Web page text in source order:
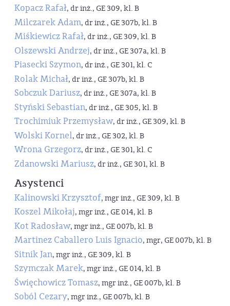
Kopacz Rafał, dr inż., GE 309, kl. B
Milczarek Adam, dr inż., GE 307b, kl. B
Miśkiewicz Rafał, dr inż., GE 309, kl. B
Olszewski Andrzej, dr inż., GE 307a, kl. B
Piasecki Szymon, dr inż., GE 301, kl. C
Rolak Michał, dr inż., GE 307b, kl. B
Sobczuk Dariusz, dr inż., GE 307a, kl. B
Styński Sebastian, dr inż., GE 305, kl. B
Trochimiuk Przemysław, dr inż., GE 309, kl. B
Wolski Kornel, dr inż., GE 302, kl. B
Wrona Grzegorz, dr inż., GE 301, kl. C
Zdanowski Mariusz, dr inż., GE 301, kl. B
Asystenci
Kalinowski Krzysztof, mgr inż., GE 309, kl. B
Koszel Mikołaj, mgr inż., GE 014, kl. B
Kot Radosław, mgr inż., GE 007b, kl. B
Martinez Caballero Luis Ignacio, mgr, GE 007b, kl. B
Sitnik Jan, mgr inż., GE 309, kl. B
Szymczak Marek, mgr inż., GE 014, kl. B
Święchowicz Tomasz, mgr inż., GE 007b, kl. B
Soból Cezary, mgr inż., GE 007b, kl. B